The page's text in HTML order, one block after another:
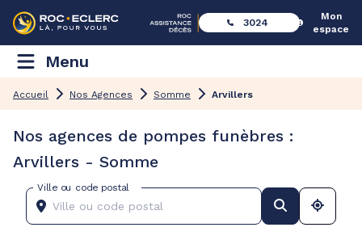
3024
Mon
espace
Menu
Accueil Nos Agences Somme Arvillers
Nos agences de pompes funèbres :
Arvillers - Somme
Ville ou code postal